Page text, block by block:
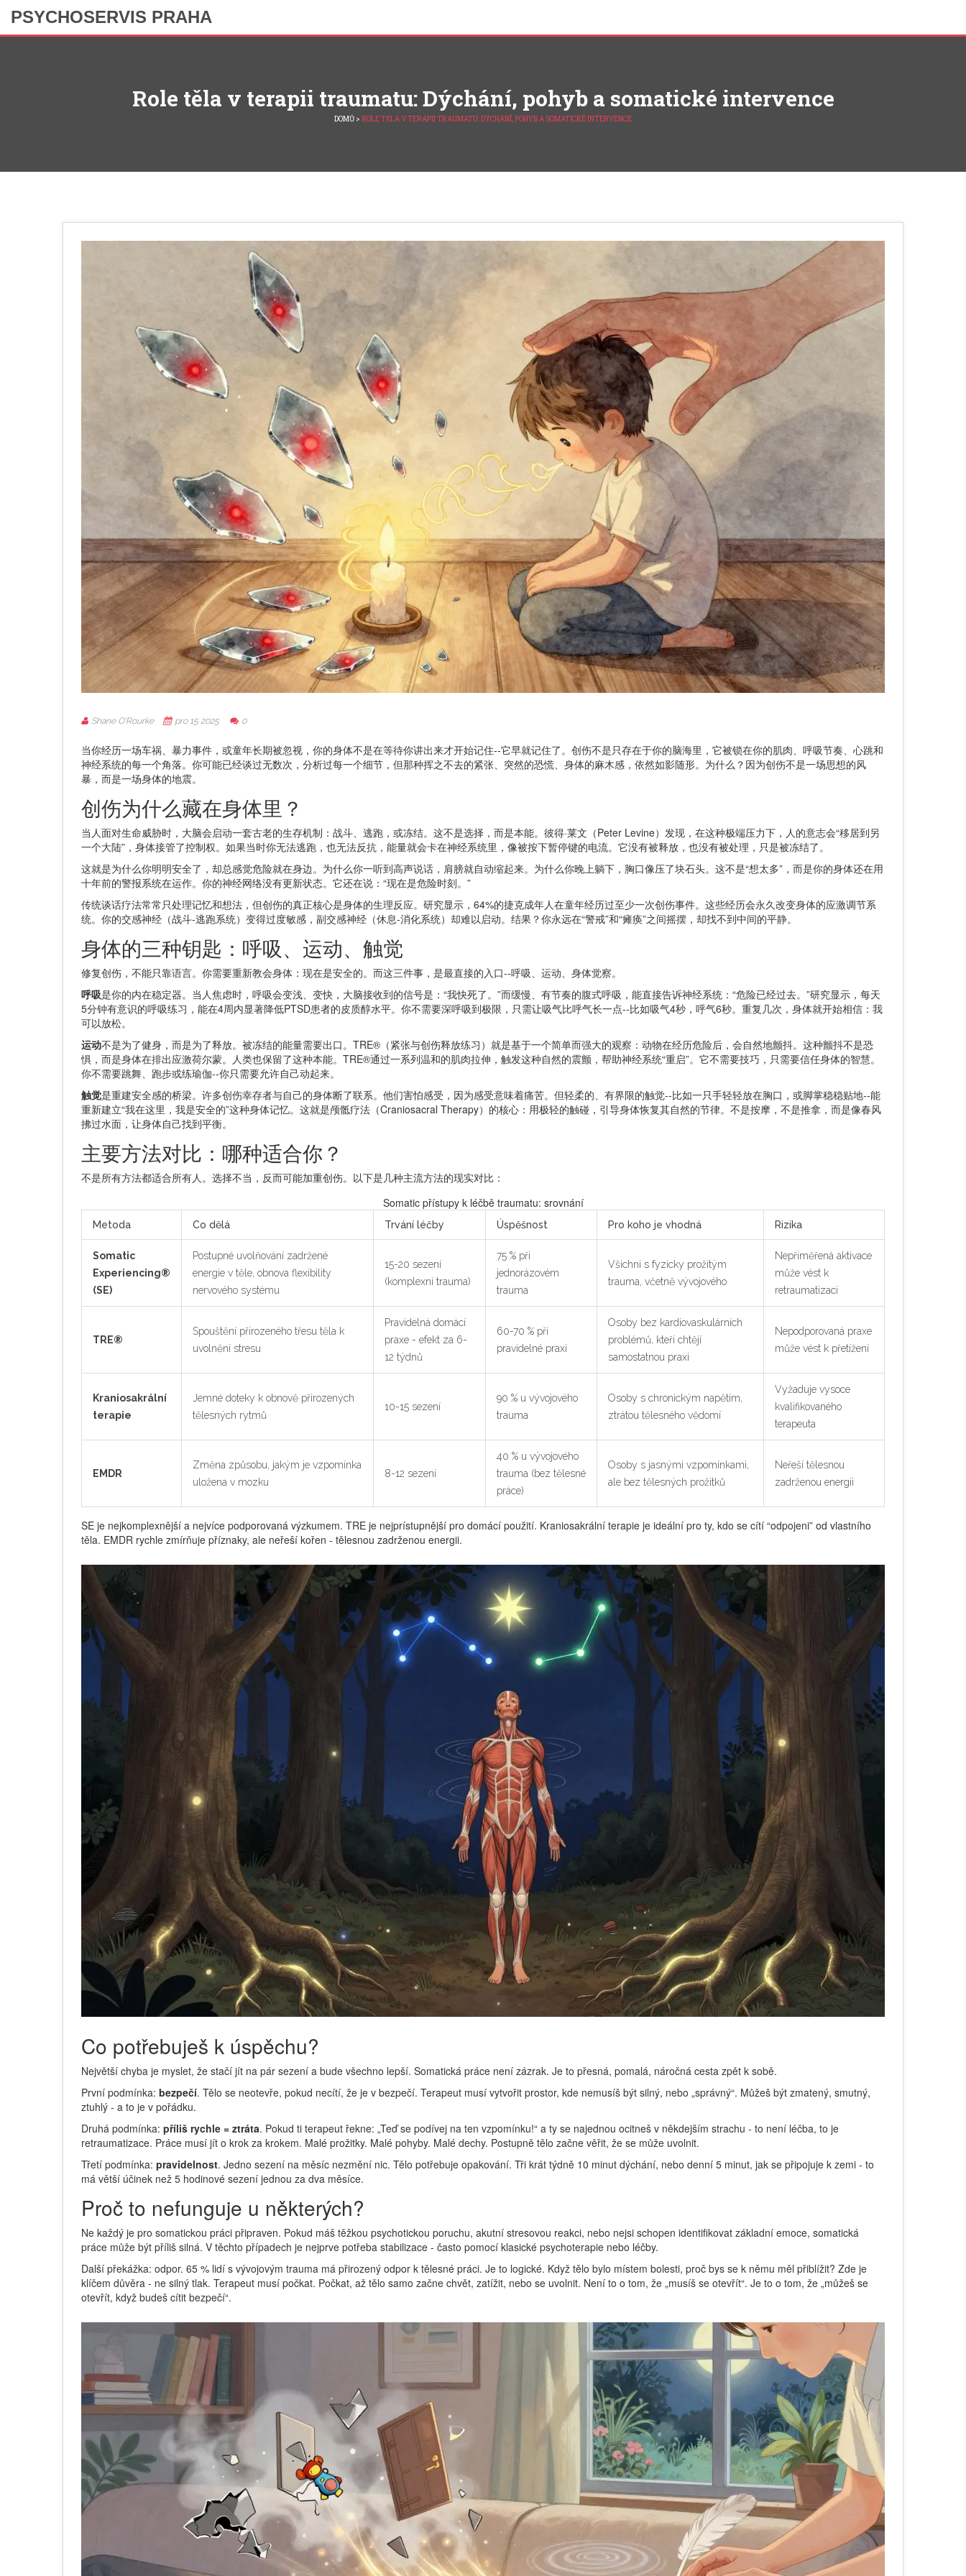
PSYCHOSERVIS PRAHA
Role těla v terapii traumatu: Dýchání, pohyb a somatické intervence
DOMŮ > ROLE TĚLA V TERAPII TRAUMATU: DÝCHÁNÍ, POHYB A SOMATICKÉ INTERVENCE
Shane O'Rourke pro 15 2025 0
当你经历一场车祸、暴力事件，或童年长期被忽视，你的身体不是在等待你讲出来才开始记住--它早就记住了。创伤不是只存在于你的脑海里，它被锁在你的肌肉、呼吸节奏、心跳和
神经系统的每一个角落。你可能已经谈过无数次，分析过每一个细节，但那种挥之不去的紧张、突然的恐慌、身体的麻木感，依然如影随形。为什么？因为创伤不是一场思想的风
暴，而是一场身体的地震。
创伤为什么藏在身体里？
当人面对生命威胁时，大脑会启动一套古老的生存机制：战斗、逃跑，或冻结。这不是选择，而是本能。彼得·莱文（Peter Levine）发现，在这种极端压力下，人的意志会“移居到另
一个大陆”，身体接管了控制权。如果当时你无法逃跑，也无法反抗，能量就会卡在神经系统里，像被按下暂停键的电流。它没有被释放，也没有被处理，只是被冻结了。
这就是为什么你明明安全了，却总感觉危险就在身边。为什么你一听到高声说话，肩膀就自动缩起来。为什么你晚上躺下，胸口像压了块石头。这不是“想太多”，而是你的身体还在用
十年前的警报系统在运作。你的神经网络没有更新状态。它还在说：“现在是危险时刻。”
传统谈话疗法常常只处理记忆和想法，但创伤的真正核心是身体的生理反应。研究显示，64%的捷克成年人在童年经历过至少一次创伤事件。这些经历会永久改变身体的应激调节系
统。你的交感神经（战斗-逃跑系统）变得过度敏感，副交感神经（休息-消化系统）却难以启动。结果？你永远在“警戒”和“瘫痪”之间摇摆，却找不到中间的平静。
身体的三种钥匙：呼吸、运动、触觉
修复创伤，不能只靠语言。你需要重新教会身体：现在是安全的。而这三件事，是最直接的入口--呼吸、运动、身体觉察。
呼吸是你的内在稳定器。当人焦虑时，呼吸会变浅、变快，大脑接收到的信号是：“我快死了。”而缓慢、有节奏的腹式呼吸，能直接告诉神经系统：“危险已经过去。”研究显示，每天
5分钟有意识的呼吸练习，能在4周内显著降低PTSD患者的皮质醇水平。你不需要深呼吸到极限，只需让吸气比呼气长一点--比如吸气4秒，呼气6秒。重复几次，身体就开始相信：我
可以放松。
运动不是为了健身，而是为了释放。被冻结的能量需要出口。TRE®（紧张与创伤释放练习）就是基于一个简单而强大的观察：动物在经历危险后，会自然地颤抖。这种颤抖不是恐
惧，而是身体在排出应激荷尔蒙。人类也保留了这种本能。TRE®通过一系列温和的肌肉拉伸，触发这种自然的震颤，帮助神经系统“重启”。它不需要技巧，只需要信任身体的智慧。
你不需要跳舞、跑步或练瑜伽--你只需要允许自己动起来。
触觉是重建安全感的桥梁。许多创伤幸存者与自己的身体断了联系。他们害怕感受，因为感受意味着痛苦。但轻柔的、有界限的触觉--比如一只手轻轻放在胸口，或脚掌稳稳贴地--能
重新建立“我在这里，我是安全的”这种身体记忆。这就是颅骶疗法（Craniosacral Therapy）的核心：用极轻的触碰，引导身体恢复其自然的节律。不是按摩，不是推拿，而是像春风
拂过水面，让身体自己找到平衡。
主要方法对比：哪种适合你？
不是所有方法都适合所有人。选择不当，反而可能加重创伤。以下是几种主流方法的现实对比：
Somatic přístupy k léčbě traumatu: srovnání
Metoda Co dělá Trvání léčby Úspěšnost Pro koho je vhodná Rizika
Somatic
Experiencing®
(SE)
Postupné uvolňování zadržené
energie v těle, obnova flexibility
nervového systému
15-20 sezení
(komplexní trauma)
75 % při
jednorázovém
trauma
Všichni s fyzicky prožitým
trauma, včetně vývojového
Nepřiměřená aktivace
může vést k
retraumatizaci
TRE®
Spouštění přirozeného třesu těla k
uvolnění stresu
Pravidelná domácí
praxe - efekt za 6-
12 týdnů
60-70 % při
pravidelné praxi
Osoby bez kardiovaskulárních
problémů, kteří chtějí
samostatnou praxi
Nepodporovaná praxe
může vést k přetížení
Kraniosakrální
terapie
Jemné doteky k obnově přirozených
tělesných rytmů
10-15 sezení
90 % u vývojového
trauma
Osoby s chronickým napětím,
ztrátou tělesného vědomí
Vyžaduje vysoce
kvalifikovaného
terapeuta
EMDR
Změna způsobu, jakým je vzpomínka
uložena v mozku
8-12 sezení
40 % u vývojového
trauma (bez tělesné
práce)
Osoby s jasnými vzpomínkami,
ale bez tělesných prožitků
Neřeší tělesnou
zadrženou energii
SE je nejkomplexnější a nejvíce podporovaná výzkumem. TRE je nejprístupnější pro domácí použití. Kraniosakrální terapie je ideální pro ty, kdo se cítí “odpojeni” od vlastního
těla. EMDR rychle zmírňuje příznaky, ale neřeší kořen - tělesnou zadrženou energii.
Co potřebuješ k úspěchu?
Největší chyba je myslet, že stačí jít na pár sezení a bude všechno lepší. Somatická práce není zázrak. Je to přesná, pomalá, náročná cesta zpět k sobě.
První podmínka: bezpečí. Tělo se neotevře, pokud necítí, že je v bezpečí. Terapeut musí vytvořit prostor, kde nemusíš být silný, nebo „správný“. Můžeš být zmatený, smutný,
ztuhlý - a to je v pořádku.
Druhá podmínka: příliš rychle = ztráta. Pokud ti terapeut řekne: „Teď se podívej na ten vzpomínku!“ a ty se najednou ocitneš v někdejším strachu - to není léčba, to je
retraumatizace. Práce musí jít o krok za krokem. Malé prožitky. Malé pohyby. Malé dechy. Postupně tělo začne věřit, že se může uvolnit.
Třetí podmínka: pravidelnost. Jedno sezení na měsíc nezmění nic. Tělo potřebuje opakování. Tři krát týdně 10 minut dýchání, nebo denní 5 minut, jak se připojuje k zemi - to
má větší účinek než 5 hodinové sezení jednou za dva měsíce.
Proč to nefunguje u některých?
Ne každý je pro somatickou práci připraven. Pokud máš těžkou psychotickou poruchu, akutní stresovou reakci, nebo nejsi schopen identifikovat základní emoce, somatická
práce může být příliš silná. V těchto případech je nejprve potřeba stabilizace - často pomocí klasické psychoterapie nebo léčby.
Další překážka: odpor. 65 % lidí s vývojovým trauma má přirozený odpor k tělesné práci. Je to logické. Když tělo bylo místem bolesti, proč bys se k němu měl přiblížit? Zde je
klíčem důvěra - ne silný tlak. Terapeut musí počkat. Počkat, až tělo samo začne chvět, zatížit, nebo se uvolnit. Není to o tom, že „musíš se otevřít“. Je to o tom, že „můžeš se
otevřít, když budeš cítit bezpečí“.